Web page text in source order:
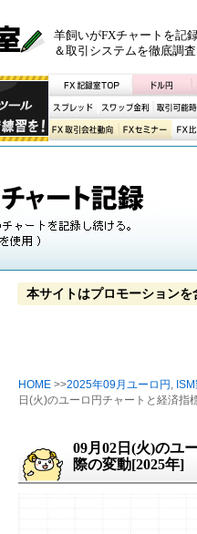
羊飼いがFXチャートを記
＆取引システムを徹底調査
本サイトはプロモーションを
HOME >>2025年09月ユーロ円 ,
日(火)のユーロ円チャートと経済指
09月02日(火)のユ
際の変動[2025年]